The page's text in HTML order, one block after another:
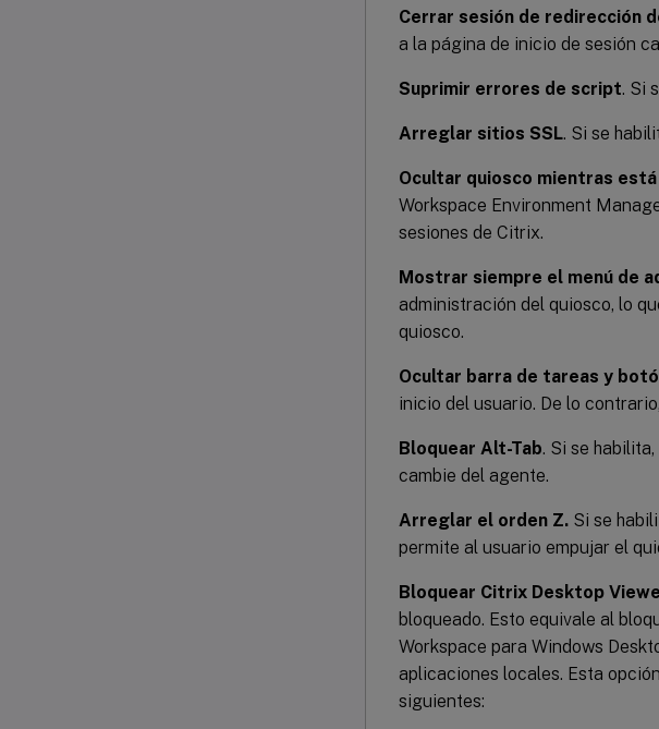
Cerrar sesión de redirección
a la página de inicio de sesión
Suprimir errores de script. Si
Arreglar sitios SSL. Si se
Ocultar quiosco mientras
Workspace Environment
sesiones de Citrix.
Mostrar siempre el menú de
administración del quiosco, lo
quiosco.
Ocultar barra de tareas y
inicio del usuario. De lo
Bloquear Alt-Tab. Si se
cambie del agente.
Arreglar el orden Z. Si se
permite al usuario empujar el
Bloquear Citrix Desktop
bloqueado. Esto equivale al
Workspace para Windows
aplicaciones locales. Esta
siguientes: